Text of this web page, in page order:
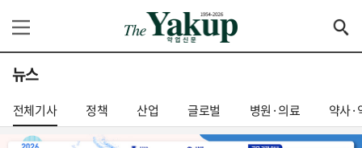
뉴스
전체기사 정책 산업 글로벌 병원·의료 약사·